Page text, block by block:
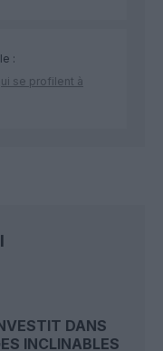
:
se profilent à
DANS
INCLINABLES